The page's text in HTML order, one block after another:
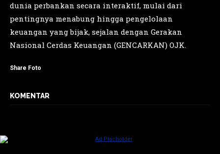
dunia perbankan secara interaktif, mulai dari
pentingnya menabung hingga pengelolaan
keuangan yang bijak, sejalan dengan Gerakan
Nasional Cerdas Keuangan (GENCARKAN) OJK.
Share Foto
KOMENTAR